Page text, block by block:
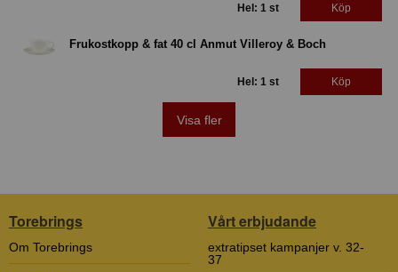
Hel: 1 st Köp
Frukostkopp & fat 40 cl Anmut Villeroy & Boch
Hel: 1 st Köp
Visa fler
Torebrings
Om Torebrings
Vårt erbjudande
extratipset kampanjer v. 32-
37